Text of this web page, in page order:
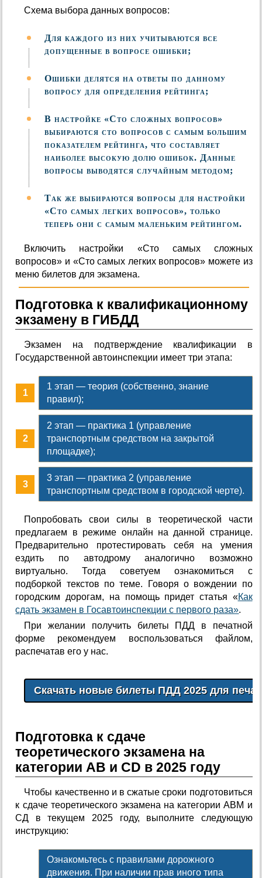
Схема выбора данных вопросов:
Для каждого из них учитываются все
допущенные в вопросе ошибки;
Ошибки делятся на ответы по данному
вопросу для определения рейтинга;
В настройке «Сто сложных вопросов»
выбираются сто вопросов с самым большим
показателем рейтинга, что составляет
наиболее высокую долю ошибок. Данные
вопросы выводятся случайным методом;
Так же выбираются вопросы для настройки
«Сто самых легких вопросов», только
теперь они с самым маленьким рейтингом.
Включить настройки «Сто самых сложных
вопросов» и «Сто самых легких вопросов» можете из
меню билетов для экзамена.
Подготовка к квалификационному
экзамену в ГИБДД
Экзамен на подтверждение квалификации в
Государственной автоинспекции имеет три этапа:
1 этап — теория (собственно, знание
правил);
2 этап — практика 1 (управление
транспортным средством на закрытой
площадке);
3 этап — практика 2 (управление
транспортным средством в городской черте).
Попробовать свои силы в теоретической части
предлагаем в режиме онлайн на данной странице.
Предварительно протестировать себя на умения
ездить по автодрому аналогично возможно
виртуально. Тогда советуем ознакомиться с
подборкой текстов по теме. Говоря о вождении по
городским дорогам, на помощь придет статья «Как
сдать экзамен в Госавтоинспекции с первого раза».
При желании получить билеты ПДД в печатной
форме рекомендуем воспользоваться файлом,
распечатав его у нас.
Подготовка к сдаче
теоретического экзамена на
категории AB и CD в 2025 году
Чтобы качественно и в сжатые сроки подготовиться
к сдаче теоретического экзамена на категории АВМ и
СД в текущем 2025 году, выполните следующую
инструкцию:
Ознакомьтесь с правилами дорожного
движения. При наличии прав иного типа